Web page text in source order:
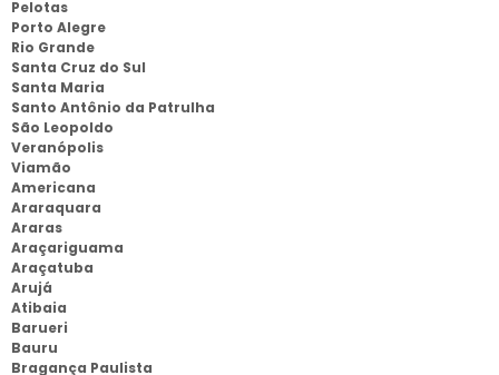
Pelotas
Porto Alegre
Rio Grande
Santa Cruz do Sul
Santa Maria
Santo Antônio da Patrulha
São Leopoldo
Veranópolis
Viamão
Americana
Araraquara
Araras
Araçariguama
Araçatuba
Arujá
Atibaia
Barueri
Bauru
Bragança Paulista